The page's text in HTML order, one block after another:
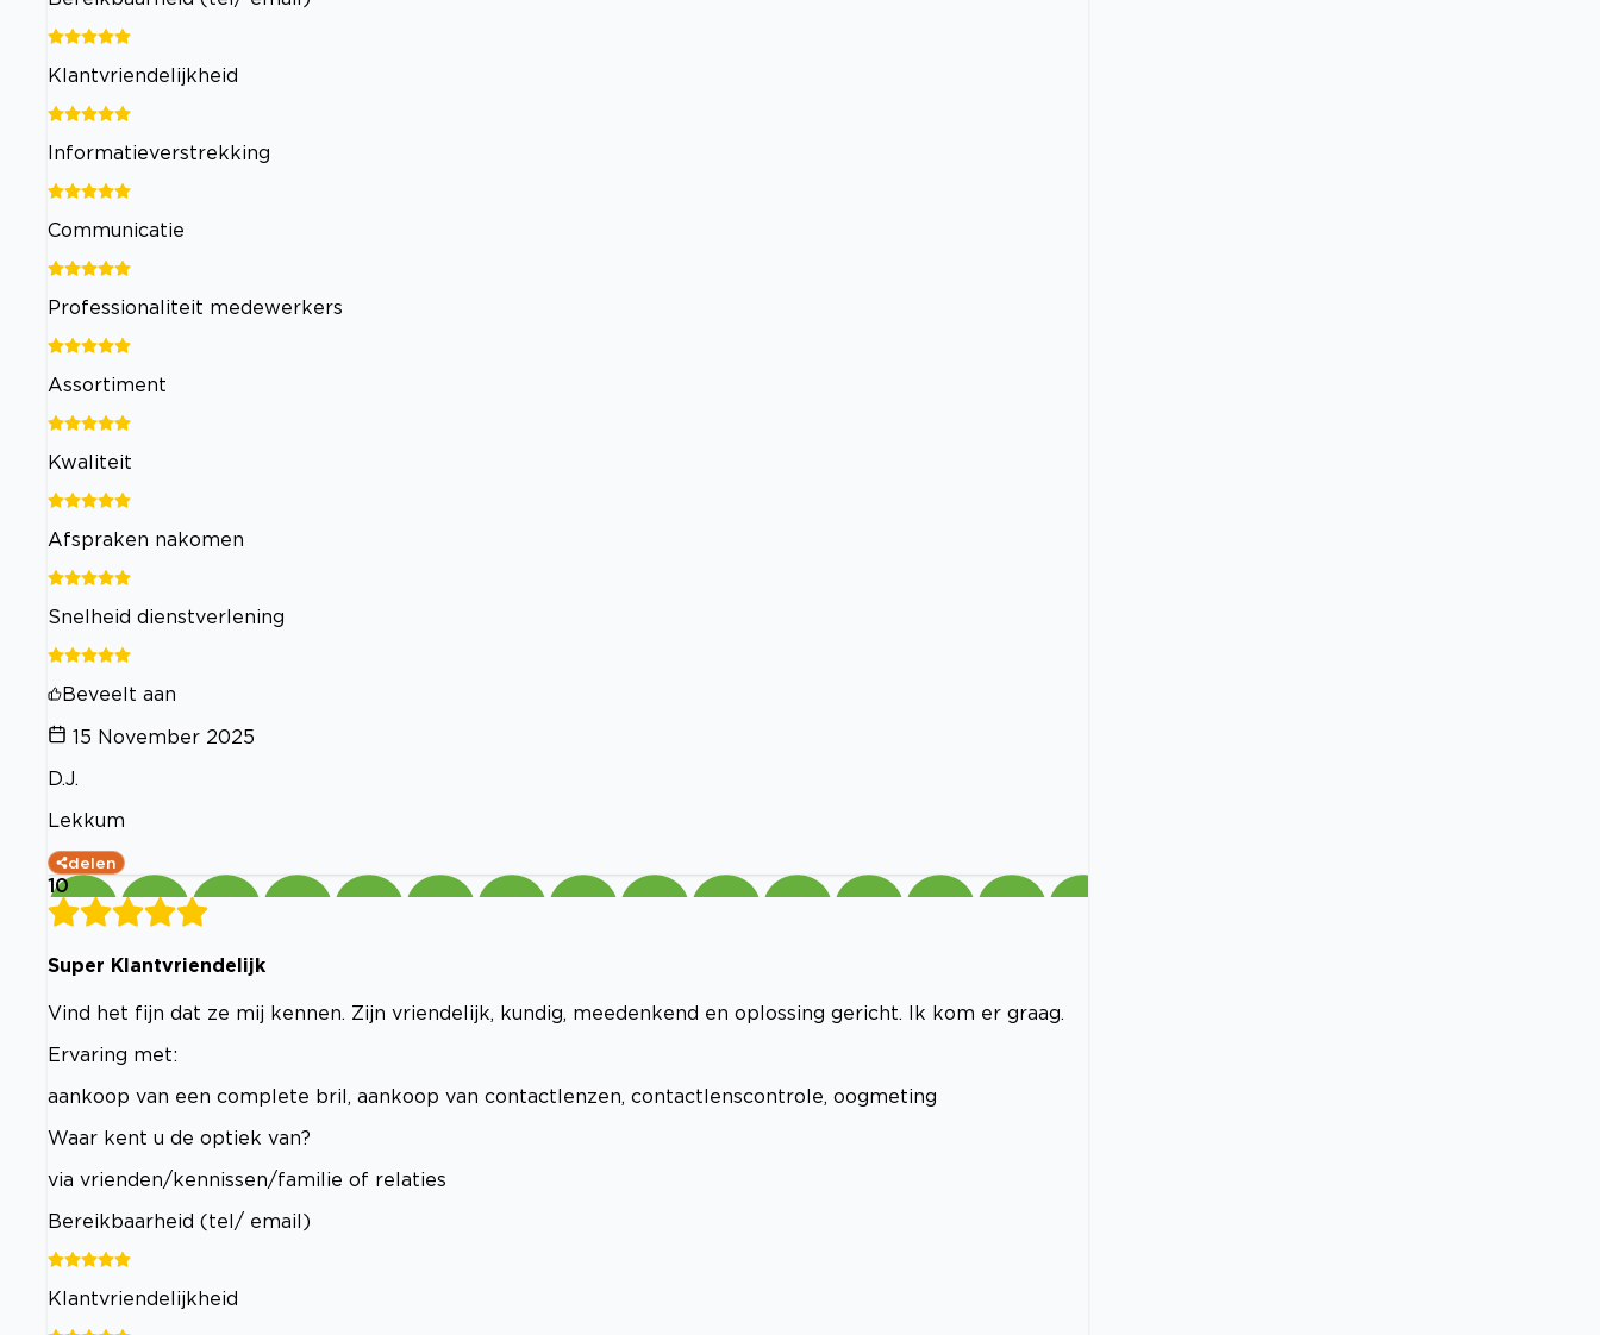
Klantvriendelijkheid
Informatieverstrekking
Communicatie
Professionaliteit medewerkers
Assortiment
Kwaliteit
Afspraken nakomen
Snelheid dienstverlening
Beveelt aan
15 November 2025
D.J.
Lekkum
delen
10
Super Klantvriendelijk
Vind het fijn dat ze mij kennen. Zijn vriendelijk, kundig, meedenkend en oplossing gericht. Ik kom er graag.
Ervaring met:
aankoop van een complete bril, aankoop van contactlenzen, contactlenscontrole, oogmeting
Waar kent u de optiek van?
via vrienden/kennissen/familie of relaties
Bereikbaarheid (tel/ email)
Klantvriendelijkheid